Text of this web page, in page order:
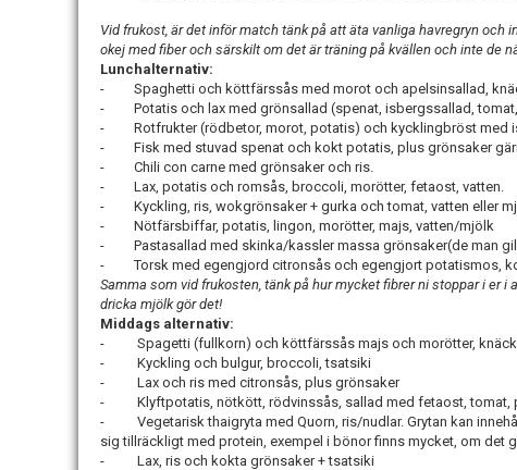
Vid frukost, är det inför match tänk på att äta vanliga havregryn och
okej med fiber och särskilt om det är träning på kvällen och inte de
Lunchalternativ:
- Spaghetti och köttfärssås med morot och apelsinsallad,
- Potatis och lax med grönsallad (spenat, isbergssallad,
- Rotfrukter (rödbetor, morot, potatis) och kycklingbröst med
- Fisk med stuvad spenat och kokt potatis, plus grönsaker
- Chili con carne med grönsaker och ris.
- Lax, potatis och romsås, broccoli, morötter, fetaost, vatten.
- Kyckling, ris, wokgrönsaker + gurka och tomat, vatten eller
- Nötfärsbiffar, potatis, lingon, morötter, majs, vatten/mjölk
- Pastasallad med skinka/kassler massa grönsaker(de man
- Torsk med egengjord citronsås och egengjort potatismos,
Samma som vid frukosten, tänk på hur mycket fibrer ni stoppar i er
dricka mjölk gör det!
Middags alternativ:
- Spagetti (fullkorn) och köttfärssås majs och morötter,
- Kyckling och bulgur, broccoli, tsatsiki
- Lax och ris med citronsås, plus grönsaker
- Klyftpotatis, nötkött, rödvinssås, sallad med fetaost, tomat,
- Vegetarisk thaigryta med Quorn, ris/nudlar. Grytan kan
sig tillräckligt med protein, exempel i bönor finns mycket, om det
- Lax, ris och kokta grönsaker + tsatsiki